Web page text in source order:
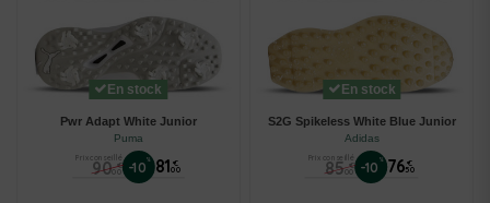
En stock
Pwr Adapt White Junior
Puma
Prix conseillé
90 €
00 -10% 81 €
00
En stock
S2G Spikeless White Blue Junior
Adidas
Prix conseillé
85 €
00 -10 % 76 €
50